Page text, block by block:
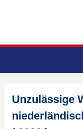
Unzulässige